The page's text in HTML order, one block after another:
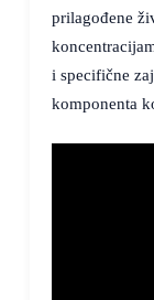
prilagođene
i specifične
komponenta